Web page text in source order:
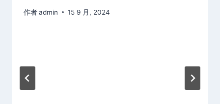
作者admin 15 9 月, 2024